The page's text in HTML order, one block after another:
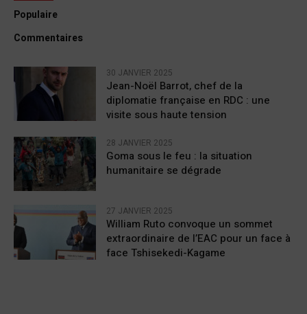
Populaire
Commentaires
30 JANVIER 2025
Jean-Noël Barrot, chef de la
diplomatie française en RDC : une
visite sous haute tension
28 JANVIER 2025
Goma sous le feu : la situation
humanitaire se dégrade
27 JANVIER 2025
William Ruto convoque un sommet
extraordinaire de l’EAC pour un face à
face Tshisekedi-Kagame